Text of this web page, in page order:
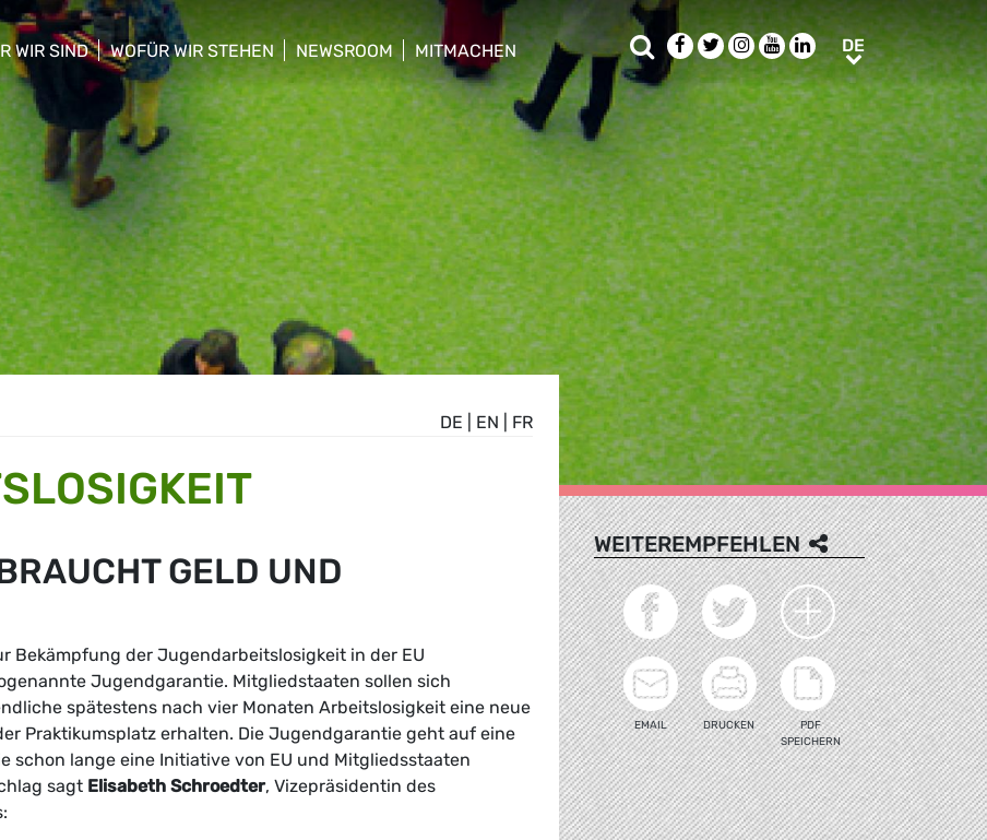
WIR SIND
hide sub menu
WOFÜR WIR STEHEN
show/hide sub menu
NEWSROOM
show/hide sub menu
MITMACHEN
show/hide sub menu
SucheFacebook
TwitterInstagram
Youtube
LinkedIn
DEDE
DE EN FR
GELD UND
Bekämpfung der Jugendarbeitslosigkeit in der EU
Jugendgarantie. Mitgliedstaaten sollen sich
spätestens nach vier Monaten Arbeitslosigkeit eine neue
Praktikumsplatz erhalten. Die Jugendgarantie geht auf eine
schon lange eine Initiative von EU und Mitgliedsstaaten
sagt Elisabeth Schroedter, Vizepräsidentin des
WEITEREMPFEHLEN
EMAIL DRUCKEN
PDF
SPEICHERN